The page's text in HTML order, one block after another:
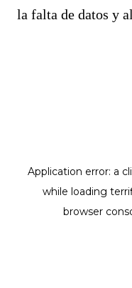
la falta de datos y